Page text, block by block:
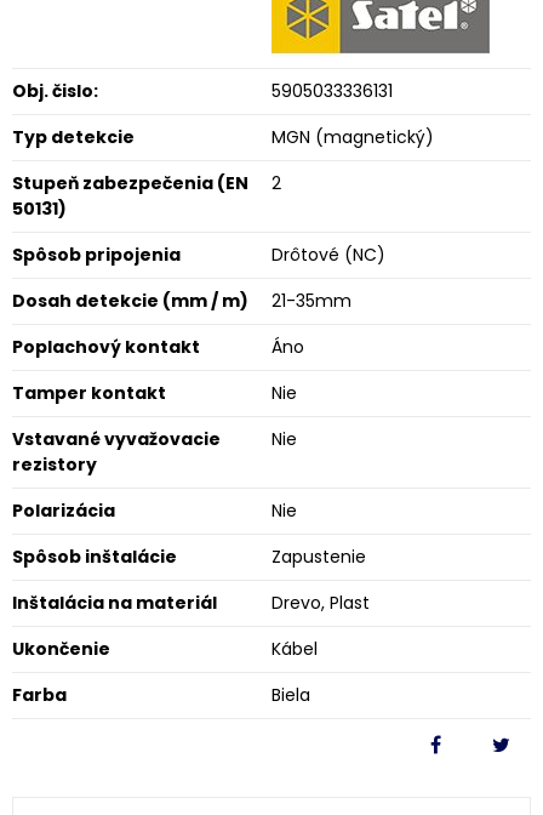
Obj. čislo:
5905033336131
Typ detekcie
MGN (magnetický)
Stupeň zabezpečenia (EN
50131)
2
Spôsob pripojenia
Drôtové (NC)
Dosah detekcie (mm / m)
21-35mm
Poplachový kontakt
Áno
Tamper kontakt
Nie
Vstavané vyvažovacie
rezistory
Nie
Polarizácia
Nie
Spôsob inštalácie
Zapustenie
Inštalácia na materiál
Drevo, Plast
Ukončenie
Kábel
Farba
Biela